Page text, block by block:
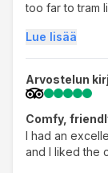
too far to tram
reception.
again.
Lue lisää
Arvostelun
Comfy,
I had an
and I liked the